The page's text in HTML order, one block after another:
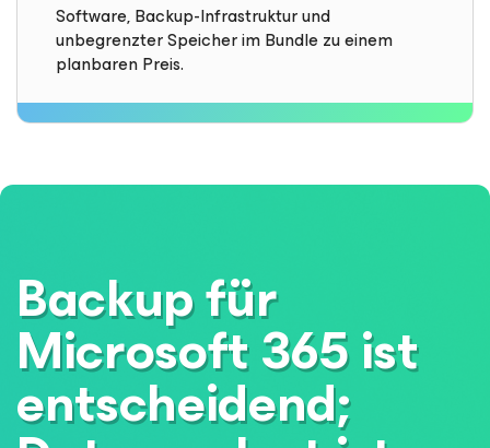
Software, Backup-Infrastruktur und
unbegrenzter Speicher im Bundle zu einem
planbaren Preis.
Backup für
Microsoft 365 ist
entscheidend;